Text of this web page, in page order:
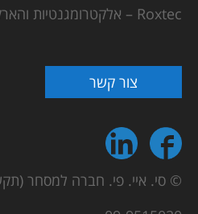
Roxtec – אלקטרומגנטיות והארקה
צור קשר
© סי. איי. פי. חברה למסחר